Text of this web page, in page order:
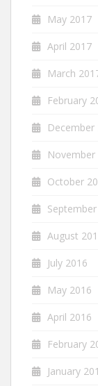
May 2017
April 2017
March
February
December
November
October
August
July 2016
May 2016
April 2016
February
January